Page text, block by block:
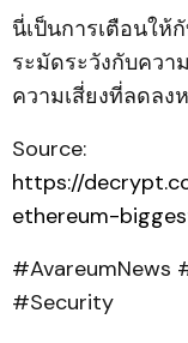
นี่เป็นการเตือนใ
ระมัดระวังกับคว
ความเสี่ยงที่ลดลง
Source:
https://
ethereum-
#AvareumNews
#Security